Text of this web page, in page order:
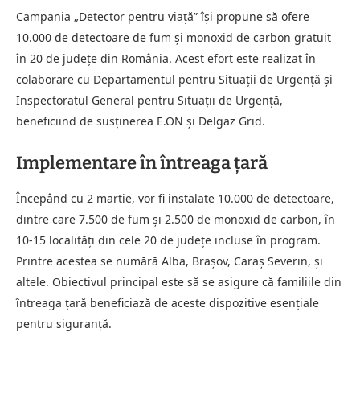
Campania „Detector pentru viață” își propune să ofere
10.000 de detectoare de fum și monoxid de carbon gratuit
în 20 de județe din România. Acest efort este realizat în
colaborare cu Departamentul pentru Situații de Urgență și
Inspectoratul General pentru Situații de Urgență,
beneficiind de susținerea E.ON și Delgaz Grid.
Implementare în întreaga țară
Începând cu 2 martie, vor fi instalate 10.000 de detectoare,
dintre care 7.500 de fum și 2.500 de monoxid de carbon, în
10-15 localități din cele 20 de județe incluse în program.
Printre acestea se numără Alba, Brașov, Caraș Severin, și
altele. Obiectivul principal este să se asigure că familiile din
întreaga țară beneficiază de aceste dispozitive esențiale
pentru siguranță.